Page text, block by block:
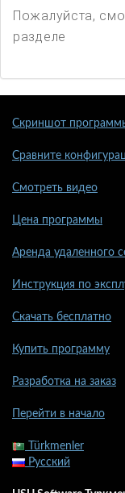
Пожалуйста,
разделе
Скриншот
Сравните
Смотреть видео
Цена программы
Аренда удаленного
Инструкция по
Скачать бесплатно
Купить программу
Разработка на заказ
Перейти в начало
Türkmenler
Русский